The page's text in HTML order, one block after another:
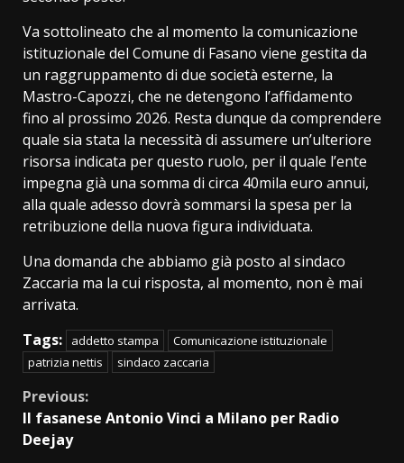
Va sottolineato che al momento la comunicazione
istituzionale del Comune di Fasano viene gestita da
un raggruppamento di due società esterne, la
Mastro-Capozzi, che ne detengono l’affidamento
fino al prossimo 2026. Resta dunque da comprendere
quale sia stata la necessità di assumere un’ulteriore
risorsa indicata per questo ruolo, per il quale l’ente
impegna già una somma di circa 40mila euro annui,
alla quale adesso dovrà sommarsi la spesa per la
retribuzione della nuova figura individuata.
Una domanda che abbiamo già posto al sindaco
Zaccaria ma la cui risposta, al momento, non è mai
arrivata.
Tags:
addetto stampa
Comunicazione istituzionale
patrizia nettis
sindaco zaccaria
Continue
Reading
Previous:
Il fasanese Antonio Vinci a Milano per Radio
Deejay